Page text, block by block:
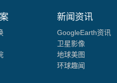
新闻资讯
GoogleEarth资讯
卫星影像
地球美图
环球趣闻